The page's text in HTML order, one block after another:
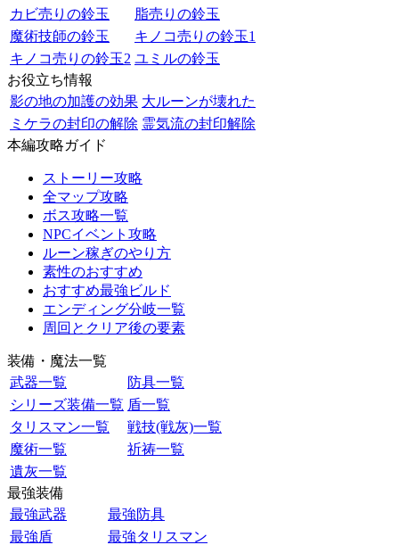
カビ売りの鈴玉
脂売りの鈴玉
魔術技師の鈴玉
キノコ売りの鈴玉1
キノコ売りの鈴玉2 ユミルの鈴玉
お役立ち情報
影の地の加護の効果 大ルーンが壊れた
ミケラの封印の解除 霊気流の封印解除
本編攻略ガイド
ストーリー攻略
全マップ攻略
ボス攻略一覧
NPCイベント攻略
ルーン稼ぎのやり方
素性のおすすめ
おすすめ最強ビルド
エンディング分岐一覧
周回とクリア後の要素
装備・魔法一覧
武器一覧
防具一覧
シリーズ装備一覧 盾一覧
タリスマン一覧
戦技(戦灰)一覧
魔術一覧
祈祷一覧
遺灰一覧
最強装備
最強武器
最強防具
最強盾
最強タリスマン